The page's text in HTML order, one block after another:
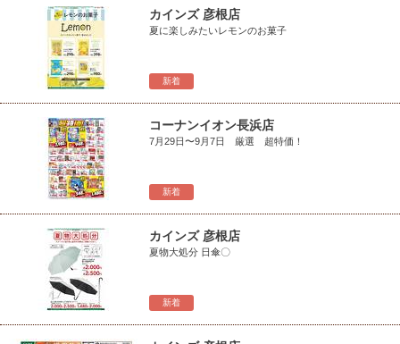
新着
カインズ 彦根店
夏に楽しみたいレモンのお菓子
新着
コーナンイオン長浜店
7月29日〜9月7日 厳選 超特価！
新着
カインズ 彦根店
夏物大処分 日傘〇